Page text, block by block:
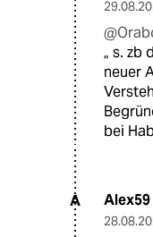
„ s. zb
neuer
bei
A Alex59